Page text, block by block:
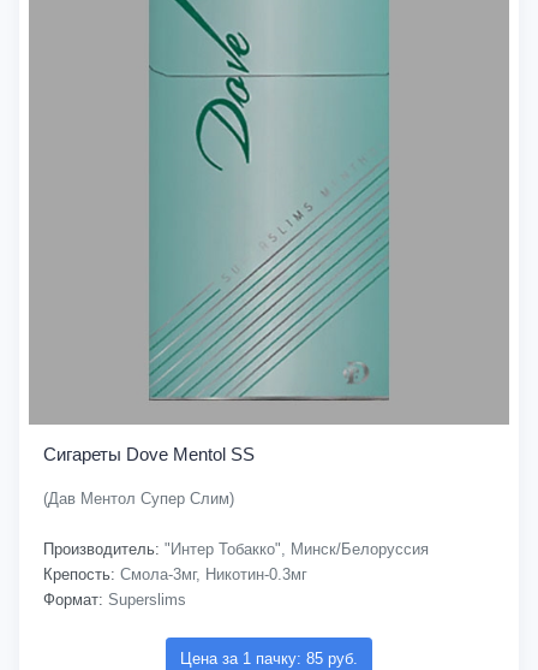
Сигареты Dove Mentol SS
(Дав Ментол Супер Слим)
Производитель: "Интер Тобакко", Минск/Белоруссия
Крепость: Смола-3мг, Никотин-0.3мг
Формат: Superslims
Цена за 1 пачку: 85 руб.